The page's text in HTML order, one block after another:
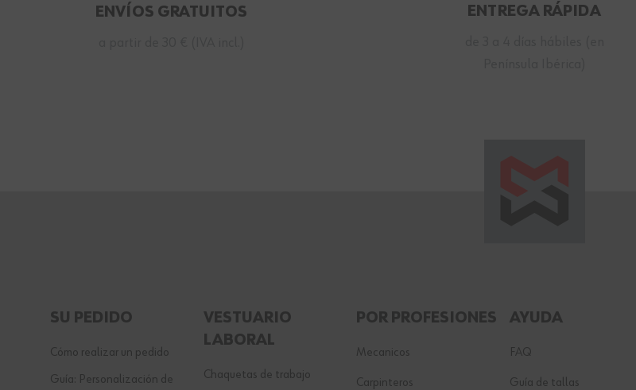
ENVÍOS GRATUITOS ENTREGA RÁPIDA
SU PEDIDO
Cómo realizar un pedido
Guía: Personalización de
VESTUARIO
LABORAL
Chaquetas de trabajo
POR PROFESIONES
Mecanicos
Carpinteros
AYUDA
FAQ
Guía de tallas